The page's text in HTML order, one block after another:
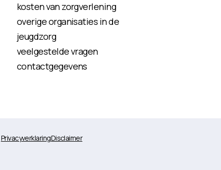
kosten van zorgverlening
overige organisaties in de
jeugdzorg
veelgestelde vragen
contactgegevens
PrivacyverklaringDisclaimer